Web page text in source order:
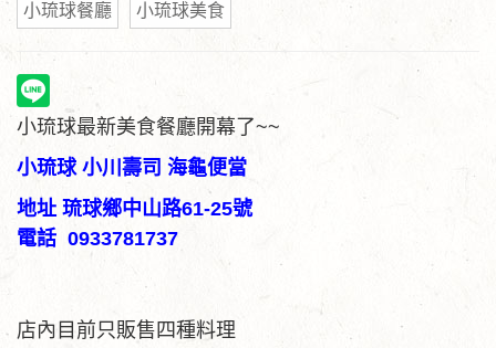
小琉球餐廳
小琉球美食
小琉球最新美食餐廳開幕了~~
小琉球 小川壽司 海龜便當
地址 琉球鄉中山路61-25號
電話 0933781737
店內目前只販售四種料理